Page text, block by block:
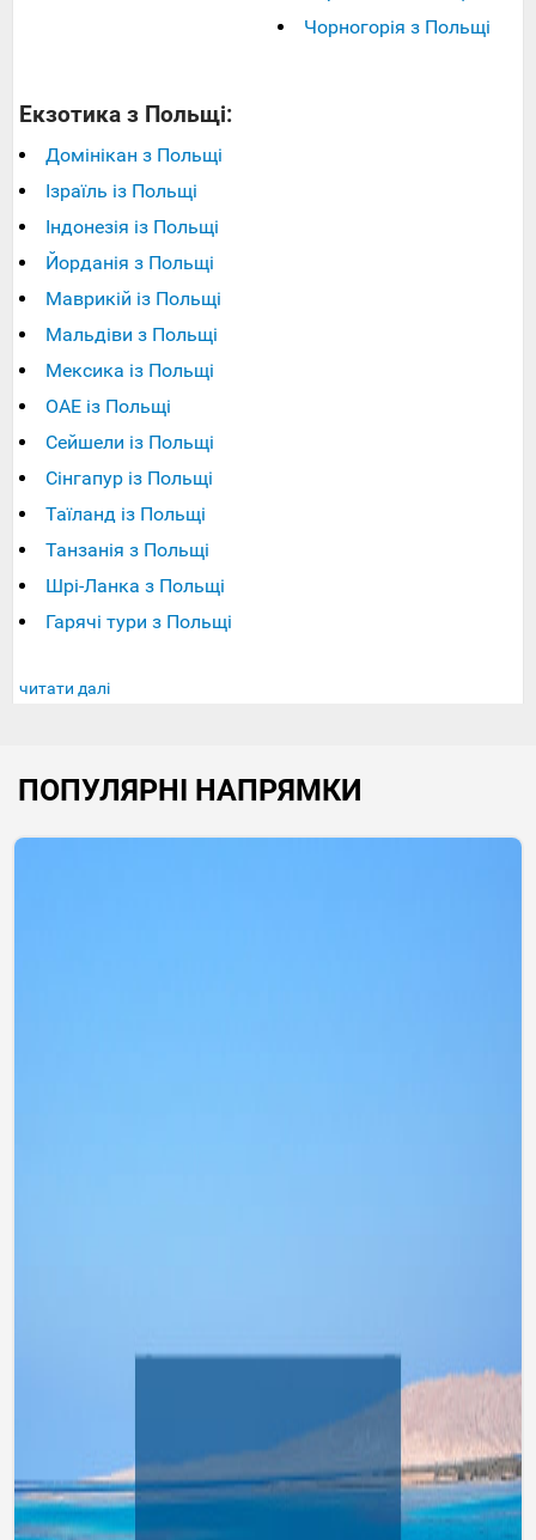
Чорногорія з Польщі
Екзотика з Польщі:
Домінікан з Польщі
Ізраїль із Польщі
Індонезія із Польщі
Йорданія з Польщі
Маврикій із Польщі
Мальдіви з Польщі
Мексика із Польщі
ОАЕ із Польщі
Сейшели із Польщі
Сінгапур із Польщі
Таїланд із Польщі
Танзанія з Польщі
Шрі-Ланка з Польщі
Гарячі тури з Польщі
читати далі
ПОПУЛЯРНІ НАПРЯМКИ